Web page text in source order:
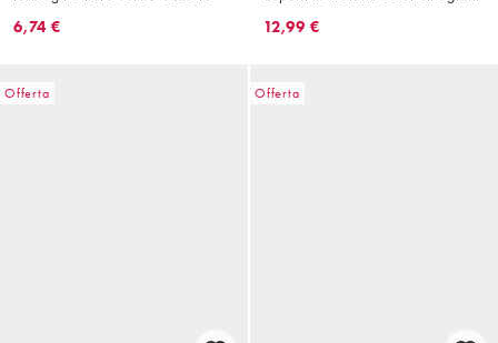
6,74 €
rossa
12,99 €
Offerta Offerta